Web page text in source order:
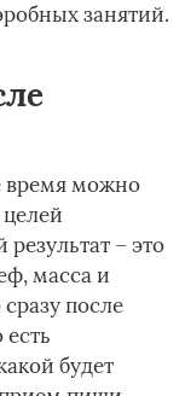
занятий.
время можно
– это
масса и
после
будет